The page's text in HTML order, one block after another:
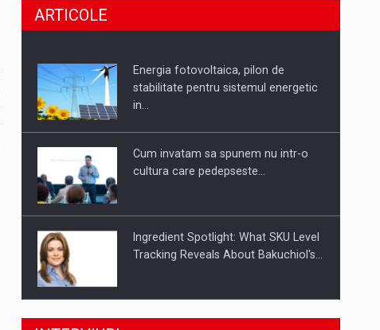
Webinar - Business Evolution-
RETHINK STRATEGY-Finantare
ARTICOLE
Energia fotovoltaica, pilon de
stabilitate pentru sistemul energetic
in…
Cum invatam sa spunem nu intr-o
cultura care pedepseste…
Ingredient Spotlight: What SKU Level
Tracking Reveals About Bakuchiol's…
Producatorii si comerciantii care nu